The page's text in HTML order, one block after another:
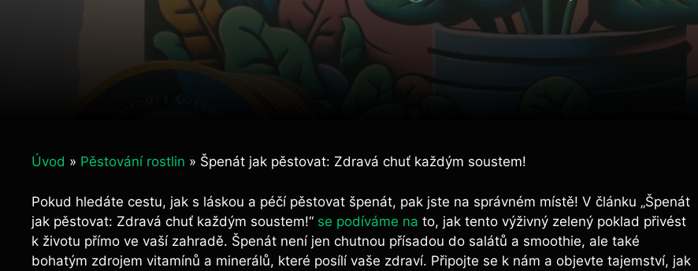
Úvod » Pěstování rostlin » Špenát jak pěstovat: Zdravá chuť každým soustem!
Pokud hledáte cestu, jak s láskou a péčí pěstovat špenát, pak jste na správném místě! V článku „Špenát
jak pěstovat: Zdravá chuť každým soustem!“ se podíváme na to, jak tento výživný zelený poklad přivést
k životu přímo ve vaší zahradě. Špenát není jen chutnou přísadou do salátů a smoothie, ale také
bohatým zdrojem vitamínů a minerálů, které posílí vaše zdraví. Připojte se k nám a objevte tajemství, jak